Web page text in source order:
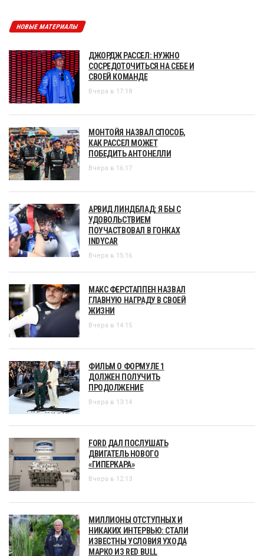
НОВЫЕ МАТЕРИАЛЫ
ДЖОРДЖ РАССЕЛ: НУЖНО
СОСРЕДОТОЧИТЬСЯ НА СЕБЕ И
СВОЕЙ КОМАНДЕ
Вчера в 17:18
МОНТОЙЯ НАЗВАЛ СПОСОБ,
КАК РАССЕЛ МОЖЕТ
ПОБЕДИТЬ АНТОНЕЛЛИ
Вчера в 16:17
АРВИД ЛИНДБЛАД: Я БЫ С
УДОВОЛЬСТВИЕМ
ПОУЧАСТВОВАЛ В ГОНКАХ
INDYCAR
Вчера в 15:16
МАКС ФЕРСТАППЕН НАЗВАЛ
ГЛАВНУЮ НАГРАДУ В СВОЕЙ
ЖИЗНИ
Вчера в 14:15
ФИЛЬМ О ФОРМУЛЕ 1
ДОЛЖЕН ПОЛУЧИТЬ
ПРОДОЛЖЕНИЕ
Вчера в 13:14
FORD ДАЛ ПОСЛУШАТЬ
ДВИГАТЕЛЬ НОВОГО
«ГИПЕРКАРА»
Вчера в 12:13
МИЛЛИОНЫ ОТСТУПНЫХ И
НИКАКИХ ИНТЕРВЬЮ: СТАЛИ
ИЗВЕСТНЫ УСЛОВИЯ УХОДА
МАРКО ИЗ RED BULL